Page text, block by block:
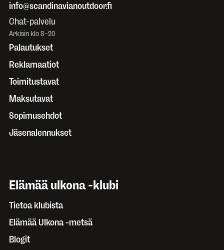
info@scandinavianoutdoor.fi
Chat-palvelu
Arkisin klo 8–20
Palautukset
Reklamaatiot
Toimitustavat
Maksutavat
Sopimusehdot
Jäsenalennukset
Elämää ulkona -klubi
Tietoa klubista
Elämää Ulkona -metsä
Blogit